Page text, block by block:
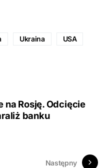
Ukraina USA
na Rosję. Odcięcie
banku
Następny